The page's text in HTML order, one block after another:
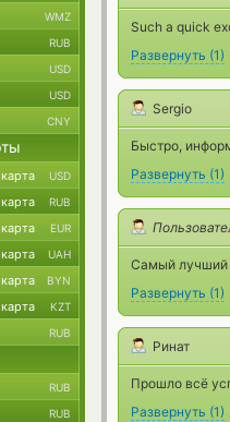
Such a quick
Развернуть (1)
Sergio
Быстро,
Развернуть (1)
Самый лучший
Развернуть (1)
Ринат
Прошло всё
Развернуть (1)
WMZ
RUB
USD
USD
CNY
USD
RUB
EUR
UAH
BYN
KZT
RUB
RUB
RUB